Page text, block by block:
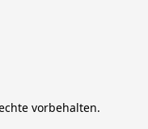
vorbehalten.